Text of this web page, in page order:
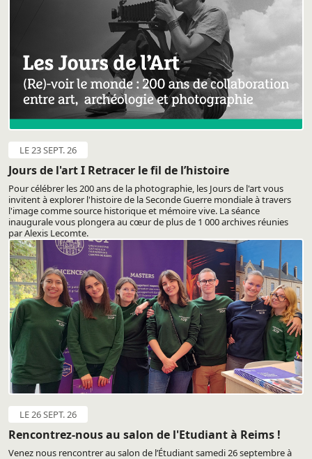
LE 23 SEPT. 26
Jours de l'art I Retracer le fil de l’histoire
Pour célébrer les 200 ans de la photographie, les Jours de l'art vous
invitent à explorer l'histoire de la Seconde Guerre mondiale à travers
l'image comme source historique et mémoire vive. La séance
inaugurale vous plongera au cœur de plus de 1 000 archives réunies
par Alexis Lecomte.
LE 26 SEPT. 26
Rencontrez-nous au salon de l'Etudiant à Reims !
Venez nous rencontrer au salon de l’Étudiant samedi 26 septembre à